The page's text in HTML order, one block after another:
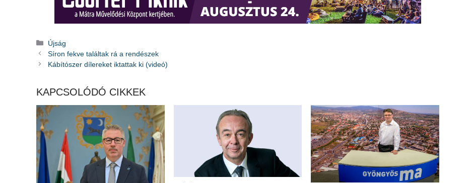
Kategória
Újság
Síron fekve találtak rá a rendészek
Kábítószer dílereket iktattak ki (videó)
KAPCSOLÓDÓ CIKKEK